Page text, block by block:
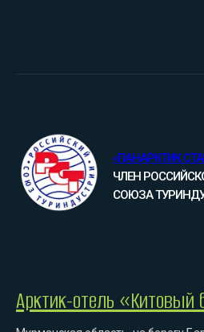
«ПАНАРКТИК
ЧЛЕН
СОЮЗА
Арктик-отель «Китовый